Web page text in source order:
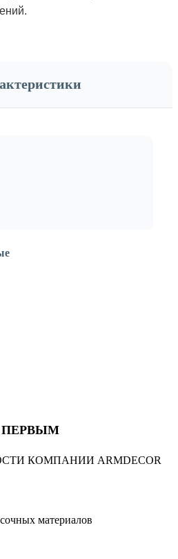
ПЕРВЫМ
КОМПАНИИ ARMDECOR
материалов